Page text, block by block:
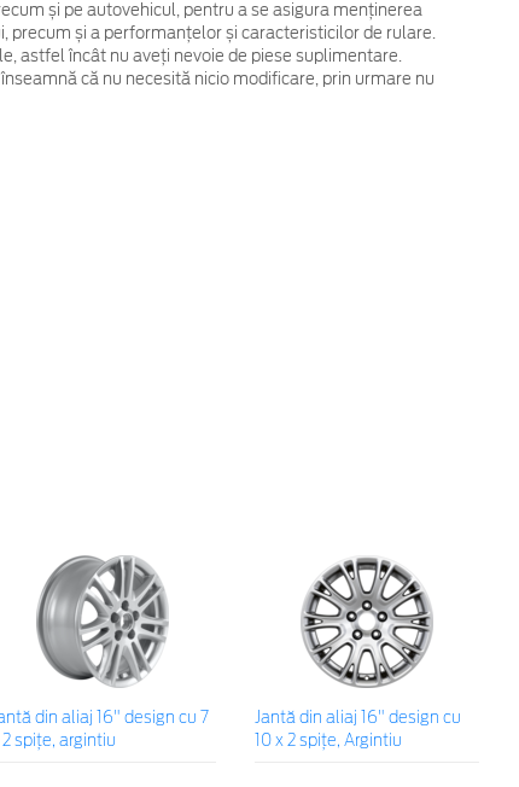
și pe autovehicul, pentru a se asigura menținerea
precum și a performanțelor și caracteristicilor de rulare.
astfel încât nu aveți nevoie de piese suplimentare.
că nu necesită nicio modificare, prin urmare nu
din aliaj 16" design cu 7
2 spiţe, argintiu
Jantă din aliaj 16" design cu
10 x 2 spiţe, Argintiu